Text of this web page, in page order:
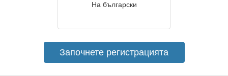
На български
Започнете регистрацията